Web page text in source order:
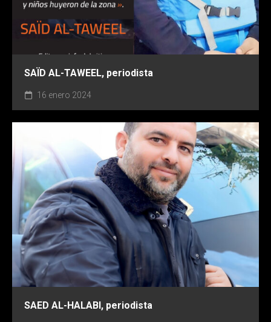
SAÏD AL-TAWEEL, periodista
16 enero 2024
SAED AL-HALABI, periodista